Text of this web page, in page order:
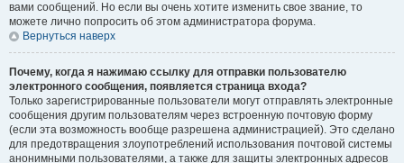
вами сообщений. Но если вы очень хотите изменить свое звание, то
можете лично попросить об этом администратора форума.
Вернуться наверх
Почему, когда я нажимаю ссылку для отправки пользователю
электронного сообщения, появляется страница входа?
Только зарегистрированные пользователи могут отправлять электронные
сообщения другим пользователям через встроенную почтовую форму
(если эта возможность вообще разрешена администрацией). Это сделано
для предотвращения злоупотреблений использования почтовой системы
анонимными пользователями, а также для защиты электронных адресов